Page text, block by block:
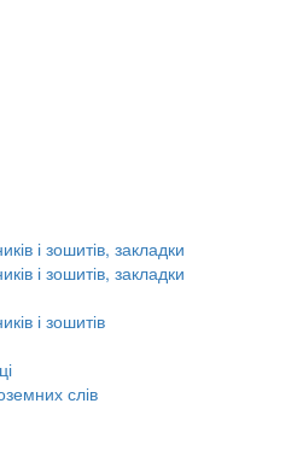
і зошитів, закладки
і зошитів, закладки
і зошитів
слів